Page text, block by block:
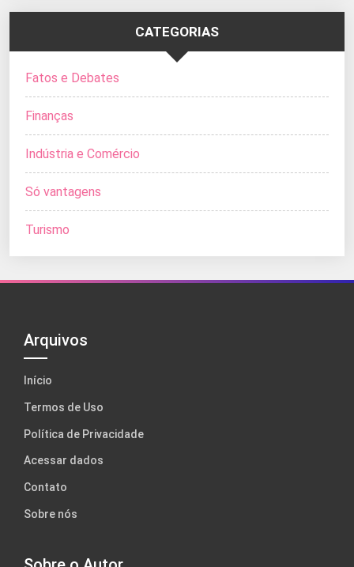
CATEGORIAS
Fatos e Debates
Finanças
Indústria e Comércio
Só vantagens
Turismo
Arquivos
Início
Termos de Uso
Política de Privacidade
Acessar dados
Contato
Sobre nós